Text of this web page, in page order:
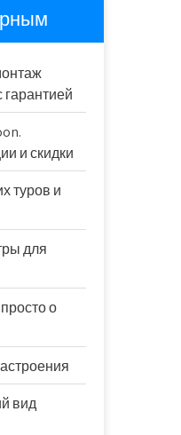
гарантией
и скидки
туров и
для
о
вид